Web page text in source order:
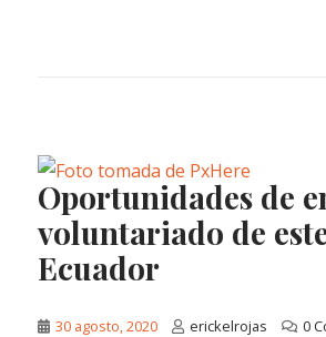
Oportunidades de
voluntariado de
Ecuador
30 agosto, 2020 erickelrojas
0